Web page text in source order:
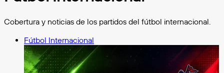
Cobertura y noticias de los partidos del fútbol internacional.
Fútbol Internacional